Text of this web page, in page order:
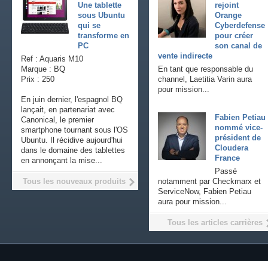
rejoint
Orange
Cyberdefense
pour créer
son canal de
vente indirecte
En tant que responsable du
channel, Laetitia Varin aura
pour mission...
Fabien Petiau
nommé vice-
président de
Cloudera
France
Passé
notamment par Checkmarx et
ServiceNow, Fabien Petiau
aura pour mission...
Tous les articles carrières
Une tablette
sous Ubuntu
qui se
transforme en
PC
Ref : Aquaris M10
Marque : BQ
Prix : 250
En juin dernier, l'espagnol BQ
lançait, en partenariat avec
Canonical, le premier
smartphone tournant sous l'OS
Ubuntu. Il récidive aujourd'hui
dans le domaine des tablettes
en annonçant la mise...
Tous les nouveaux produits